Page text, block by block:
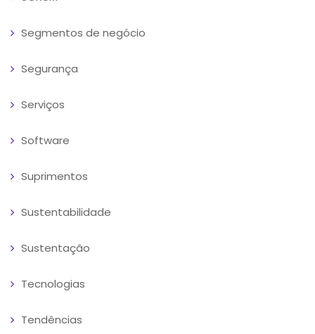
Segmentos de negócio
Segurança
Serviços
Software
Suprimentos
Sustentabilidade
Sustentação
Tecnologias
Tendências